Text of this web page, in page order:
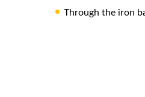
Through the iron